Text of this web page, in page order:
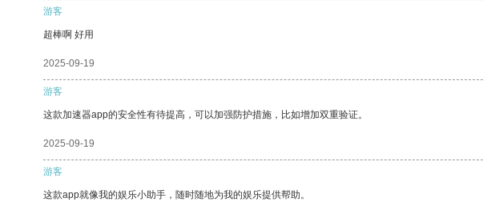
游客
超棒啊 好用
2025-09-19
游客
这款加速器app的安全性有待提高，可以加强防护措施，比如增加双重验证。
2025-09-19
游客
这款app就像我的娱乐小助手，随时随地为我的娱乐提供帮助。